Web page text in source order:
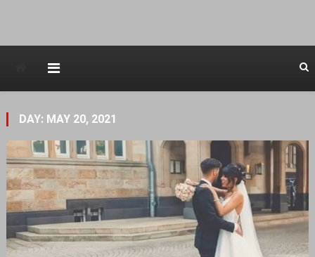
DAY: MAY 20, 2021